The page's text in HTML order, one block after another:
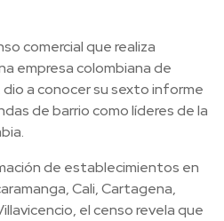
comercial que realiza
empresa colombiana de
a conocer su sexto informe
de barrio como líderes de la
de establecimientos en
Cali, Cartagena,
el censo revela que